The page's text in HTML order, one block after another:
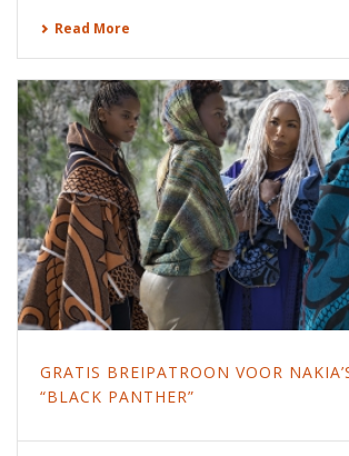
Read More
GRATIS BREIPATROON VOOR
“BLACK PANTHER”